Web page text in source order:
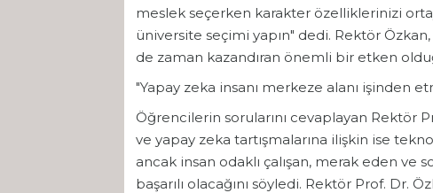
meslek seçerken karakter özelliklerinizi
üniversite seçimi yapın" dedi. Rektör
de zaman kazandıran önemli bir etken
"Yapay zeka insanı merkeze alanı işinden
Öğrencilerin sorularını cevaplayan Rektör
ve yapay zeka tartışmalarına ilişkin ise
ancak insan odaklı çalışan, merak eden
başarılı olacağını söyledi. Rektör Prof. Dr.